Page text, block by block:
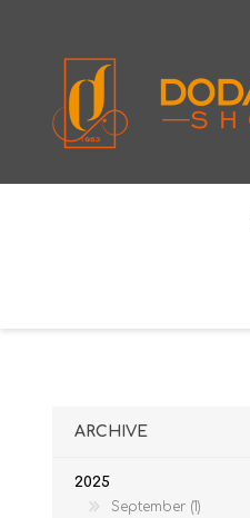
ARCHIVE
2025
September (1)